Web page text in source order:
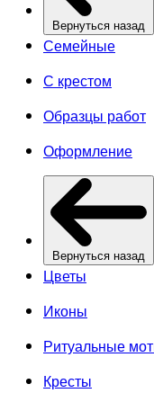
Вернуться назад
Семейные
С крестом
Образцы работ
Оформление
Вернуться назад
Цветы
Иконы
Ритуальные
Кресты